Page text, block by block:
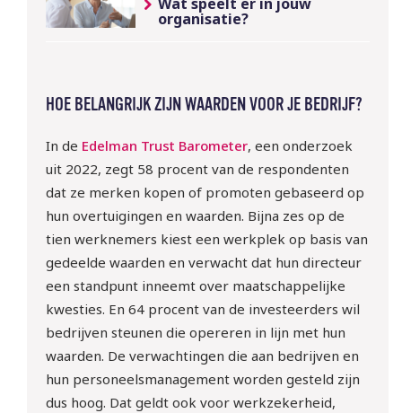
organisatie?
HOE BELANGRIJK ZIJN WAARDEN VOOR JE BEDRIJF?
In de Edelman Trust Barometer, een onderzoek
uit 2022, zegt 58 procent van de respondenten
dat ze merken kopen of promoten gebaseerd op
hun overtuigingen en waarden. Bijna zes op de
tien werknemers kiest een werkplek op basis van
gedeelde waarden en verwacht dat hun directeur
een standpunt inneemt over maatschappelijke
kwesties. En 64 procent van de investeerders wil
bedrijven steunen die opereren in lijn met hun
waarden. De verwachtingen die aan bedrijven en
hun personeelsmanagement worden gesteld zijn
dus hoog. Dat geldt ook voor werkzekerheid,
10 sept | Webinar: ‘WTTA:
ben jij klaar voor de nieuwe
regels rondom het inlenen
van arbeidskrachten?